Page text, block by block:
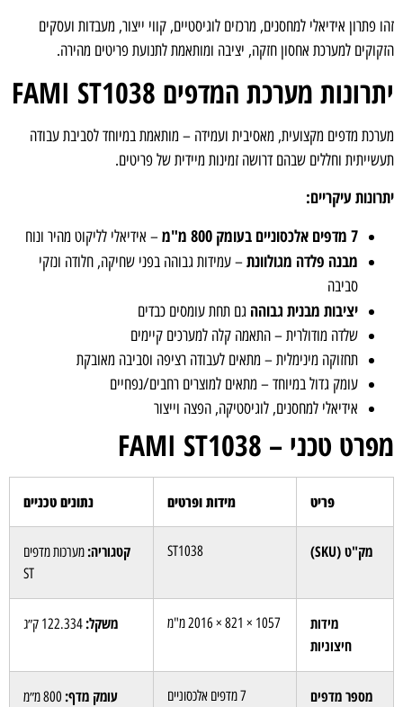
זהו פתרון אידיאלי למחסנים, מרכזים לוגיסטיים, קווי ייצור, מעבדות ועסקים
הזקוקים למערכת אחסון חזקה, יציבה ומותאמת לתנועת פריטים מהירה.
יתרונות מערכת המדפים FAMI ST1038
מערכת מדפים מקצועית, מאסיבית ועמידה – מותאמת במיוחד לסביבת עבודה
תעשייתית וחללים שבהם דרושה זמינות מיידית של פריטים.
יתרונות עיקריים:
7 מדפים אלכסוניים בעומק 800 מ"מ
– אידיאלי לליקוט מהיר ונוח
מבנה פלדה מגולוונת– עמידות גבוהה בפני שחיקה, חלודה ונזקי
סביבה
יציבות מבנית גבוהה גם תחת עומסים כבדים
שלדה מודולרית – התאמה קלה למערכים קיימים
תחזוקה מינימלית – מתאים לעבודה רציפה וסביבה מאובקת
עומק גדול במיוחד – מתאים למוצרים רחבים/נפחיים
אידיאלי למחסנים, לוגיסטיקה, הפצה וייצור
מפרט טכני – FAMI ST1038
פריט מידות ופרטים נתונים טכניים
מק"ט (SKU) ST1038 קטגוריה: מערכות מדפים
ST
מידות
חיצוניות
1057 × 821 × 2016 מ"מ משקל:
מספר מדפים 7 מדפים אלכסוניים עומק מדף: